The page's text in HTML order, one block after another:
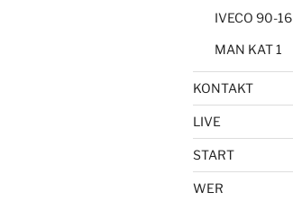
IVECO 90-16
MAN KAT 1
KONTAKT
LIVE
START
WER